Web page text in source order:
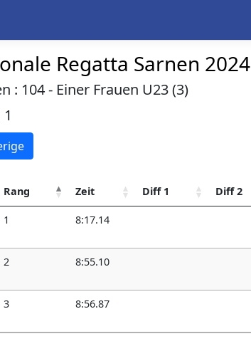
Regatta Sarnen 2024
: 104 - Einer Frauen U23 (3)
Rang Zeit Diff 1 Diff 2
1 8:17.14
2 8:55.10
3 8:56.87